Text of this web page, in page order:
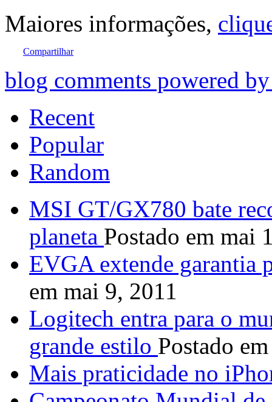
Maiores informações,
Compartilhar
blog comments powered
Recent
Popular
Random
MSI GT/GX780 bate
planeta Postado em mai
EVGA extende garantia
em mai 9, 2011
Logitech entra para o
grande estilo Postado
Mais praticidade no